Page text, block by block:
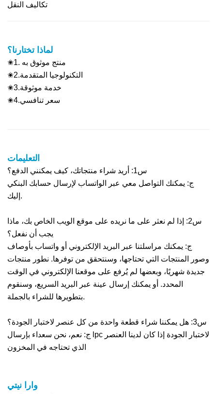
تكاليف النقل
لماذا تختارنا؟
✬1. منتج موثوق به
✬2.التكنولوجيا المتقدمة
✬3.خدمة موثوقة
✬4.سعر تنافسي
التعليمات
س1: أريد شراء منتجاتك، كيف يمكنني الدفع؟
ج: يمكنك التواصل معي عبر الواتساب لإرسال حسابك البنكي
إليك.
س2: إذا لم نعثر على ما نريده على موقع الويب الخاص بك، ماذا
يجب أن نفعل؟
ج: يمكنك مراسلتنا عبر البريد الإلكتروني أو واتساب بأوصاف
وصور المنتجات التي تحتاجها، وسنتحقق من توفرها. نطور منتجات
جديدة شهريًا، وبعضها لم يُرفع على موقعنا الإلكتروني في الوقت
المحدد. أو يمكنك إرسال عينة عبر البريد السريع، وسنقوم
بتطويرها للشراء بالجملة.
س3: هل يمكننا شراء قطعة واحدة من كل عنصر لاختبار الجودة؟
ج: نعم، نحن سعداء بإرسال lpc لاختبار الجودة إذا كان لدينا العنصر
الذي تحتاجه في المخزون
وارا نيتي